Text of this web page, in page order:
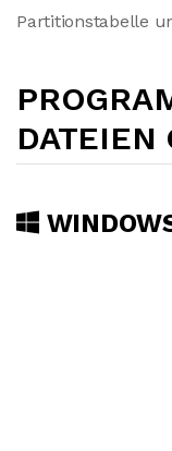
Partitionstabelle
DATEIEN